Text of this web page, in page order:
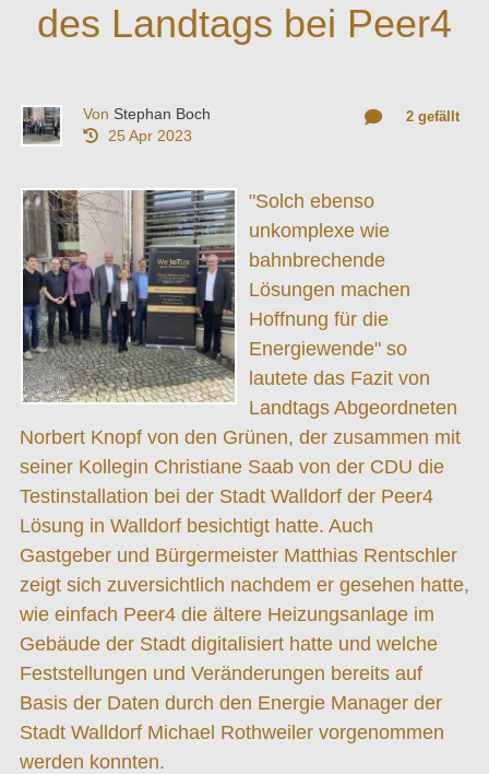
des Landtags bei Peer4
2 gefällt
Von Stephan Boch
25 Apr 2023
"Solch ebenso
unkomplexe wie
bahnbrechende
Lösungen machen
Hoffnung für die
Energiewende" so
lautete das Fazit von
Landtags Abgeordneten
Norbert Knopf von den Grünen, der zusammen mit
seiner Kollegin Christiane Saab von der CDU die
Testinstallation bei der Stadt Walldorf der Peer4
Lösung in Walldorf besichtigt hatte. Auch
Gastgeber und Bürgermeister Matthias Rentschler
zeigt sich zuversichtlich nachdem er gesehen hatte,
wie einfach Peer4 die ältere Heizungsanlage im
Gebäude der Stadt digitalisiert hatte und welche
Feststellungen und Veränderungen bereits auf
Basis der Daten durch den Energie Manager der
Stadt Walldorf Michael Rothweiler vorgenommen
werden konnten.